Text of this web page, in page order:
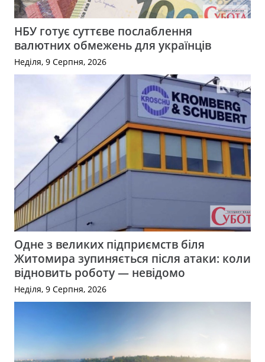
НБУ готує суттєве послаблення
валютних обмежень для українців
Неділя, 9 Серпня, 2026
Одне з великих підприємств біля
Житомира зупиняється після атаки: коли
відновить роботу — невідомо
Неділя, 9 Серпня, 2026